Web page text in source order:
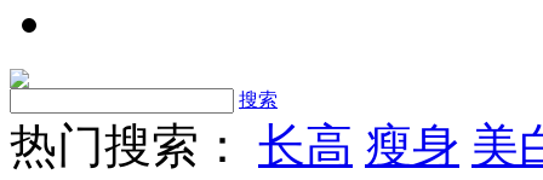
搜索
热门搜索： 长高 瘦身 美